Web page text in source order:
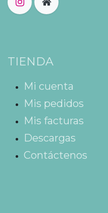
TIENDA
Mi cuenta
Mis pedidos
Mis facturas
Descargas
Contáctenos